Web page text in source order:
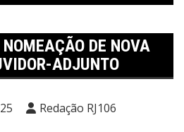
DE NOVA
ADJUNTO
Redação RJ106